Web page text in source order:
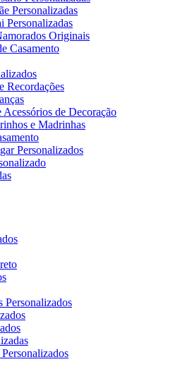
Personalizadas
Personalizadas
Originais
Casamento
Recordações
Acessórios de Decoração
e Madrinhas
Personalizados
Personalizados